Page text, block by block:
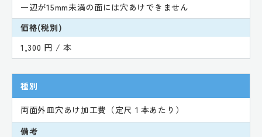
一辺が15mm未満の面には穴あけできません
価格(税別)
1,300 円 / 本
種別
両面外皿穴あけ加工費（定尺１本あたり）
備考